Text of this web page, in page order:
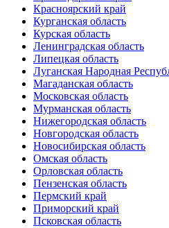
Красноярский край
Курганская область
Курская область
Ленинградская область
Липецкая область
Луганская Народная
Магаданская область
Московская область
Мурманская область
Нижегородская область
Новгородская область
Новосибирская область
Омская область
Орловская область
Пензенская область
Пермский край
Приморский край
Псковская область